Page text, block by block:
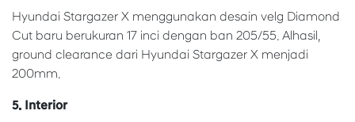
Hyundai Stargazer X menggunakan desain velg Diamond
Cut baru berukuran 17 inci dengan ban 205/55. Alhasil,
ground clearance dari Hyundai Stargazer X menjadi
200mm.
5. Interior